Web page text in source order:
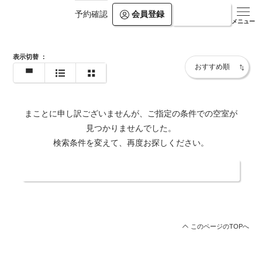
予約確認 会員登録
メニュー
https://www.olivebayhotel.co.jp/
表示切替 ：
まことに申し訳ございませんが、ご指定の条件での空室が
見つかりませんでした。
検索条件を変えて、再度お探しください。
このページのTOPへ